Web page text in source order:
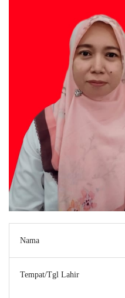
Nama
Tempat/Tgl Lahir